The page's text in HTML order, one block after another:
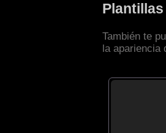
También te
la apariencia